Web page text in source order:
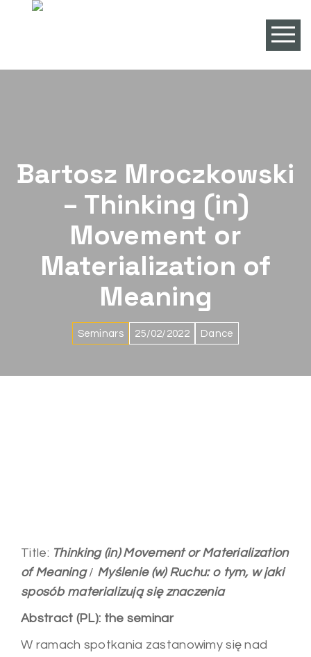
Bartosz Mroczkowski
– Thinking (in)
Movement or
Materialization of
Meaning
Seminars 25/02/2022 Dance
Title: Thinking (in) Movement or Materialization
of Meaning/ Myślenie (w) Ruchu: o tym, w jaki
sposób materializują się znaczenia
Abstract (PL): the seminar
W ramach spotkania zastanowimy się nad